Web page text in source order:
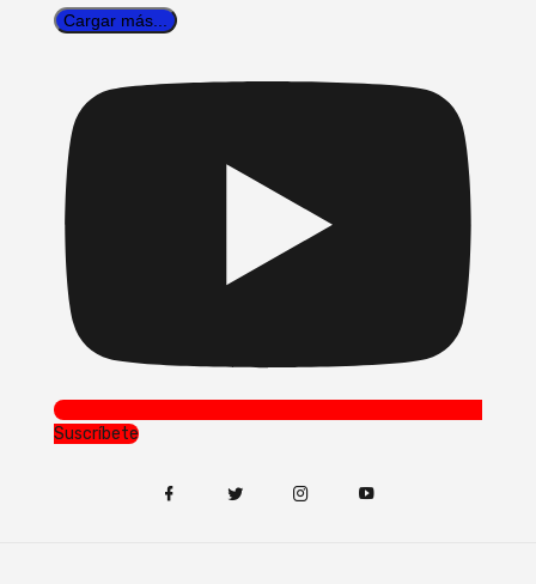
Cargar más...
Suscríbete